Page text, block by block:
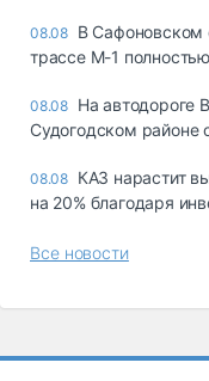
08.08 В Сафоновском
трассе М-1
08.08 На автодороге
Судогодском районе
08.08 КАЗ нарастит
на 20% благодаря
Все новости